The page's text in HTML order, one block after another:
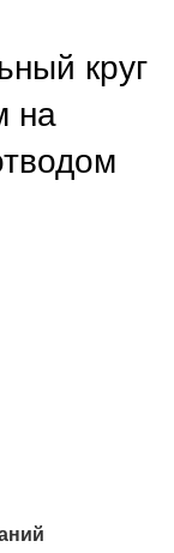
круг
на